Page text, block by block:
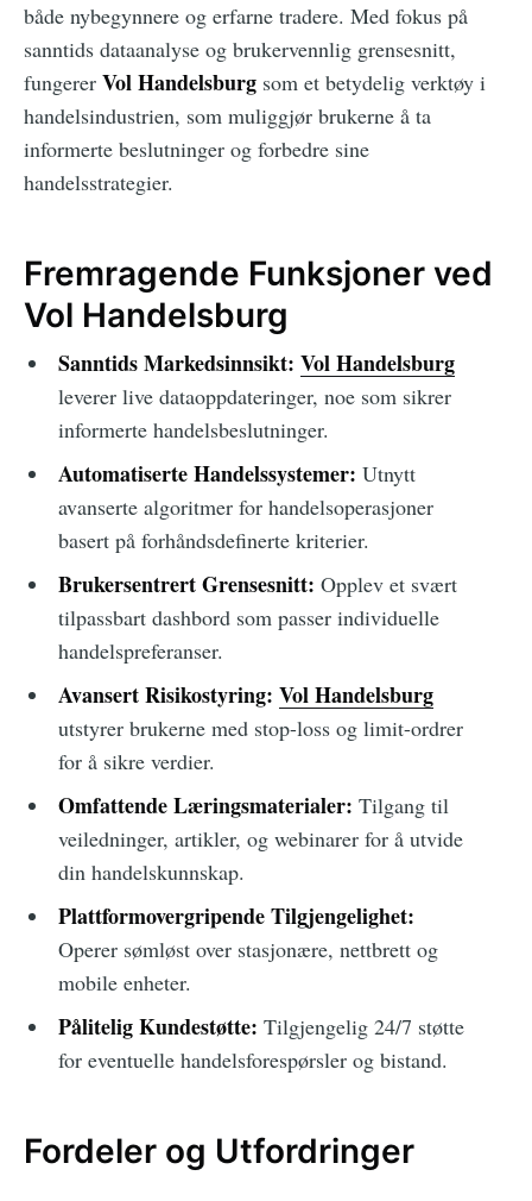
både nybegynnere og erfarne tradere. Med fokus på
sanntids dataanalyse og brukervennlig grensesnitt,
fungerer Vol Handelsburg som et betydelig verktøy i
handelsindustrien, som muliggjør brukerne å ta
informerte beslutninger og forbedre sine
handelsstrategier.
Fremragende Funksjoner ved
Vol Handelsburg
Sanntids Markedsinnsikt: Vol Handelsburg
leverer live dataoppdateringer, noe som sikrer
informerte handelsbeslutninger.
Automatiserte Handelssystemer: Utnytt
avanserte algoritmer for handelsoperasjoner
basert på forhåndsdefinerte kriterier.
Brukersentrert Grensesnitt: Opplev et svært
tilpassbart dashbord som passer individuelle
handelspreferanser.
Avansert Risikostyring: Vol Handelsburg
utstyrer brukerne med stop-loss og limit-ordrer
for å sikre verdier.
Omfattende Læringsmaterialer: Tilgang til
veiledninger, artikler, og webinarer for å utvide
din handelskunnskap.
Plattformovergripende Tilgjengelighet:
Operer sømløst over stasjonære, nettbrett og
mobile enheter.
Pålitelig Kundestøtte: Tilgjengelig 24/7 støtte
for eventuelle handelsforespørsler og bistand.
Fordeler og Utfordringer